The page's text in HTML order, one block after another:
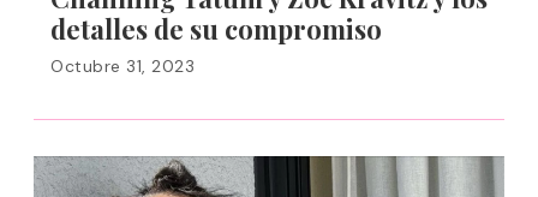
detalles de su compromiso
Octubre 31, 2023